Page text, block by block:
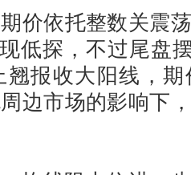
依托整数关震荡
低探，不过尾盘
翘报收大阳线，
边市场的影响下